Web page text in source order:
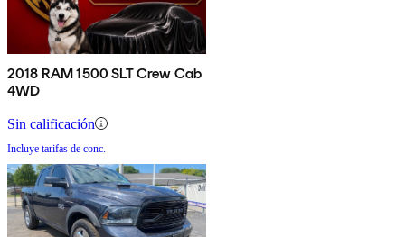
2018 RAM 1500 SLT Crew Cab
4WD
Sin calificación
Incluye tarifas de conc.